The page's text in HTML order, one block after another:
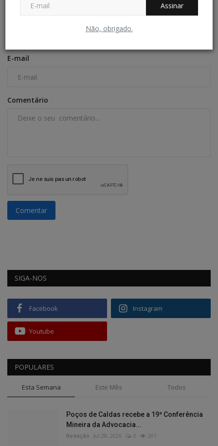
Assinar
Não, obrigado.
Nome
E-mail
Comentário
Comentar
SIGA-NOS
Facebook Instagram
Youtube
POPULARES
Esta Semana Este Mês Todos
Poços de Caldas recebe a 19ª Conferência
Mineira da Advocacia...
Redação Jul 28, 2026 0 201